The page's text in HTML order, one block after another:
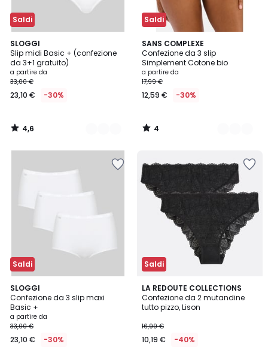
Saldi
SLOGGI
Slip midi Basic + (confezione
da 3+1 gratuito)
a partire da
33,00 €
23,10 € -30%
4,6
/ 5
3
Colori
4,6
/
Saldi
SANS COMPLEXE
Confezione da 3 slip
Simplement Cotone bio
a partire da
17,99 €
12,59 € -30%
4
/
5
3
Colori
4
/
Saldi
SLOGGI
Confezione da 3 slip maxi
Basic +
a partire da
33,00 €
23,10 € -30%
4,5
/ 5
3
Colori
Saldi
LA REDOUTE COLLECTIONS
Confezione da 2 mutandine
tutto pizzo, Lison
16,99 €
10,19 € -40%
4,8
/ 5
3
Colori